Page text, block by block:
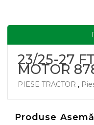
23/25-27
MOTOR
PIESE TRACTOR ,
Produse